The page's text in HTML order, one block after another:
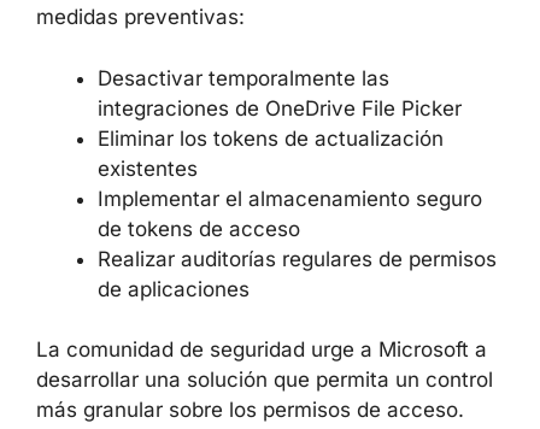
medidas preventivas:
Desactivar temporalmente las
integraciones de OneDrive File Picker
Eliminar los tokens de actualización
existentes
Implementar el almacenamiento seguro
de tokens de acceso
Realizar auditorías regulares de permisos
de aplicaciones
La comunidad de seguridad urge a Microsoft a
desarrollar una solución que permita un control
más granular sobre los permisos de acceso.